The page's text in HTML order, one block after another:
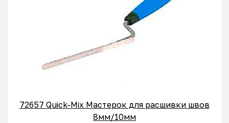
72657 Quick-Mix Мастерок для расшивки швов
8мм/10мм